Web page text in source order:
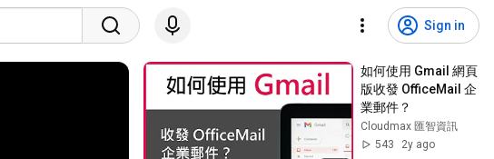
Sign in
如何使用 Gmail 網頁
版收發 OfficeMail 企
業郵件？
Cloudmax 匯智資訊
543
2y ago